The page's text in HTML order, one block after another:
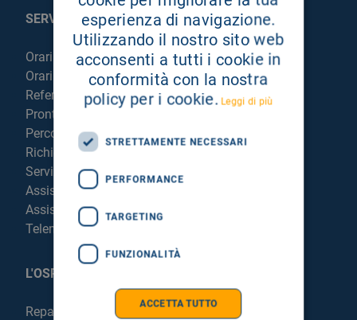
SERVIZI AL PAZIENTE
Orari sportelli
Orari visite
Referti online
Pronto Soccorso
Percorso chirurgico live
Richiedi la cartella clinica
Servizi per degenti e visitatori
Assistenza Religiosa
Assistenza Stranieri
Telemedicina
L'OSPEDALE
Reparti e Servizi
esperienza di navigazione.
Utilizzando il nostro sito web
acconsenti a tutti i cookie in
conformità con la nostra
policy per i cookie. Leggi di più
STRETTAMENTE NECESSARI
PERFORMANCE
TARGETING
FUNZIONALITÀ
ACCETTA TUTTO